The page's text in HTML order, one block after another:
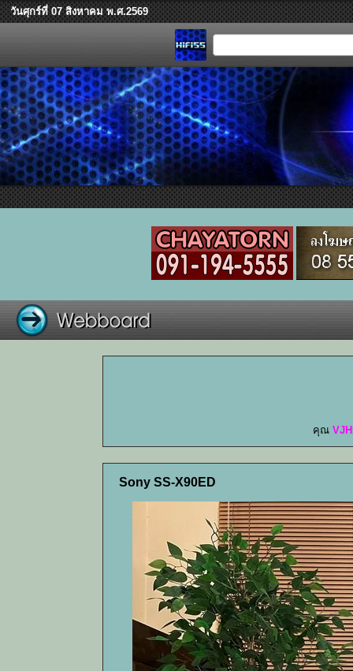
วันศุกร์ที่ 07 สิงหาคม พ.ศ.2569
คุณ
Sony SS-X90ED